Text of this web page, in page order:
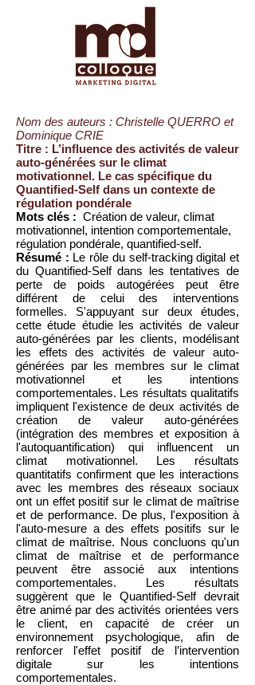
Nom des auteurs : Christelle QUERRO et
Dominique CRIE
Titre : L’influence des activités de valeur
auto-générées sur le climat
motivationnel. Le cas spécifique du
Quantified-Self dans un contexte de
régulation pondérale
Mots clés : Création de valeur, climat
motivationnel, intention comportementale,
régulation pondérale, quantified-self.
Résumé : Le rôle du self-tracking digital et
du Quantified-Self dans les tentatives de
perte de poids autogérées peut être
différent de celui des interventions
formelles. S'appuyant sur deux études,
cette étude étudie les activités de valeur
auto-générées par les clients, modélisant
les effets des activités de valeur auto-
générées par les membres sur le climat
motivationnel et les intentions
comportementales. Les résultats qualitatifs
impliquent l'existence de deux activités de
création de valeur auto-générées
(intégration des membres et exposition à
l'autoquantification) qui influencent un
climat motivationnel. Les résultats
quantitatifs confirment que les interactions
avec les membres des réseaux sociaux
ont un effet positif sur le climat de maîtrise
et de performance. De plus, l'exposition à
l'auto-mesure a des effets positifs sur le
climat de maîtrise. Nous concluons qu'un
climat de maîtrise et de performance
peuvent être associé aux intentions
comportementales. Les résultats
suggèrent que le Quantified-Self devrait
être animé par des activités orientées vers
le client, en capacité de créer un
environnement psychologique, afin de
renforcer l'effet positif de l’intervention
digitale sur les intentions
comportementales.